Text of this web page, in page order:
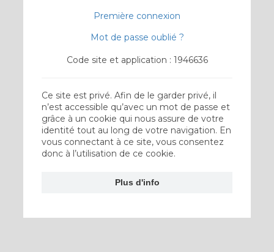
Première connexion
Mot de passe oublié ?
Code site et application : 1946636
Ce site est privé. Afin de le garder privé, il
n’est accessible qu’avec un mot de passe et
grâce à un cookie qui nous assure de votre
identité tout au long de votre navigation. En
vous connectant à ce site, vous consentez
donc à l’utilisation de ce cookie.
Plus d'info